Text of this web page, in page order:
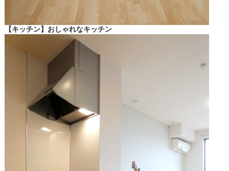
【キッチン】おしゃれなキッチン